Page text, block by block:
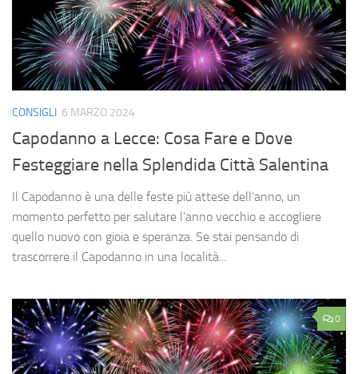
CONSIGLI 6 MARZO 2024
Capodanno a Lecce: Cosa Fare e Dove
Festeggiare nella Splendida Città Salentina
Il Capodanno è una delle feste più attese dell’anno, un
momento perfetto per salutare l’anno vecchio e accogliere
quello nuovo con gioia e speranza. Se stai pensando di
trascorrere il Capodanno in una località...
0